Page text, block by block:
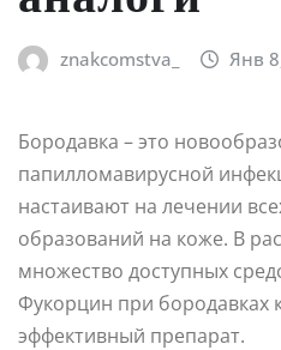
znakcomstva_ Янв
Бородавка – это
папилломавирусной
настаивают на лечении
образований на коже. В
множество доступных
Фукорцин при бородавках
эффективный препарат.